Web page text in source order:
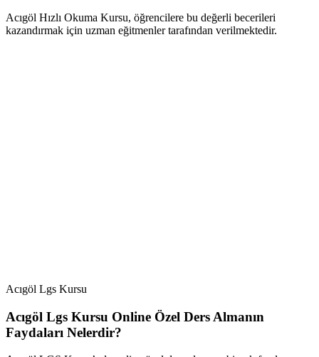
Acıgöl Hızlı Okuma Kursu, öğrencilere bu değerli becerileri
kazandırmak için uzman eğitmenler tarafından verilmektedir.
Acıgöl Lgs Kursu
Acıgöl Lgs Kursu Online Özel Ders Almanın
Faydaları Nelerdir?